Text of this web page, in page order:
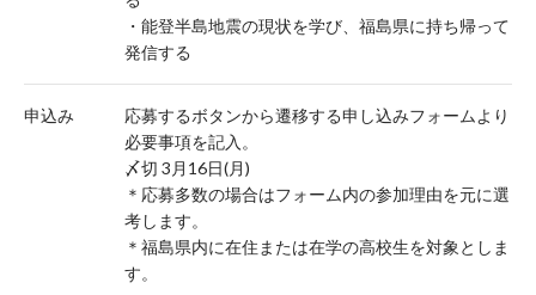
・能登半島地震の現状を学び、福島県に持ち帰って
発信する
申込み
応募するボタンから遷移する申し込みフォームより
必要事項を記入。
〆切 3月16日(月)
＊応募多数の場合はフォーム内の参加理由を元に選
考します。
＊福島県内に在住または在学の高校生を対象としま
す。